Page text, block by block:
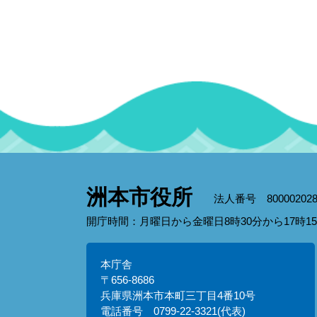
洲本市役所
法人番号
開庁時間：月曜日から金曜日8時30分から17時
本庁舎
〒656-8686
兵庫県洲本市本町三丁目4番10号
電話番号 0799-22-3321(代表)